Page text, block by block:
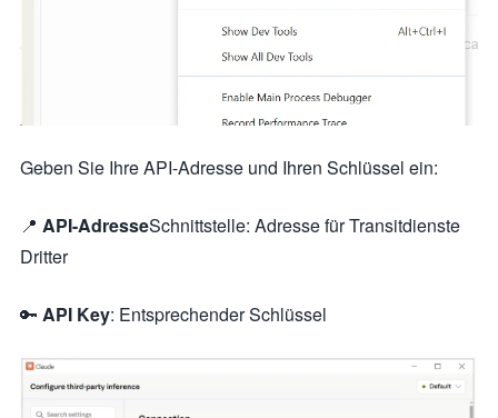
Geben Sie Ihre API-Adresse und Ihren Schlüssel ein:
📍 API-AdresseSchnittstelle: Adresse für Transitdienste
Dritter
🔑 API Key: Entsprechender Schlüssel